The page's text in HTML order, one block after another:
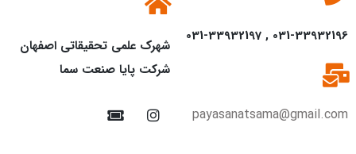
031-33932196 , 031-33932197
payasanatsama@gmail.com
شهرک علمی تحقیقاتی اصفهان
شرکت پایا صنعت سما